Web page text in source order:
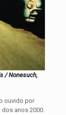
/ Nonesuch,
ouvido por
anos 2000.